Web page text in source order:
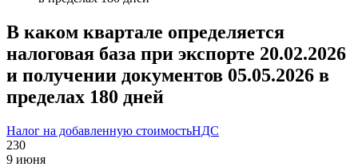
В каком квартале определяется
налоговая база при экспорте 20.02.2026
и получении документов 05.05.2026 в
пределах 180 дней
Налог на добавленную стоимостьНДС
230
9 июня